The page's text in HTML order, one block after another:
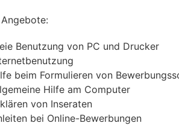
Benutzung von PC und Drucker
beim Formulieren von
Hilfe am Computer
von Inseraten
bei Online-Bewerbungen